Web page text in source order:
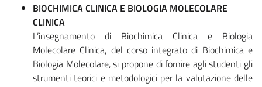
BIOCHIMICA CLINICA E BIOLOGIA MOLECOLARE
CLINICA
L’insegnamento di Biochimica Clinica e Biologia
Molecolare Clinica, del corso integrato di Biochimica e
Biologia Molecolare, si propone di fornire agli studenti gli
strumenti teorici e metodologici per la valutazione delle